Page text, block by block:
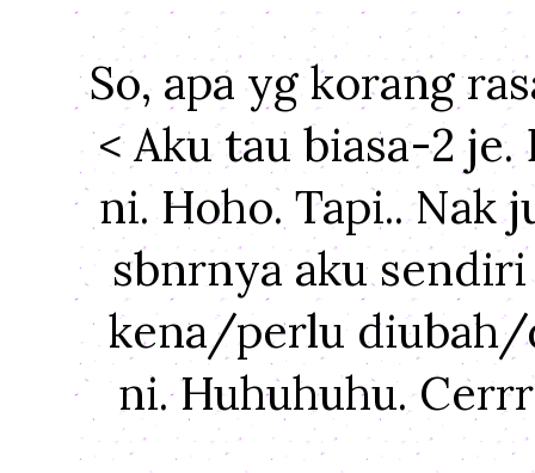
So, apa yg korang
< Aku tau biasa-2
ni. Hoho. Tapi.. Nak
sbnrnya aku
kena/perlu
ni. Huhuhuhu.